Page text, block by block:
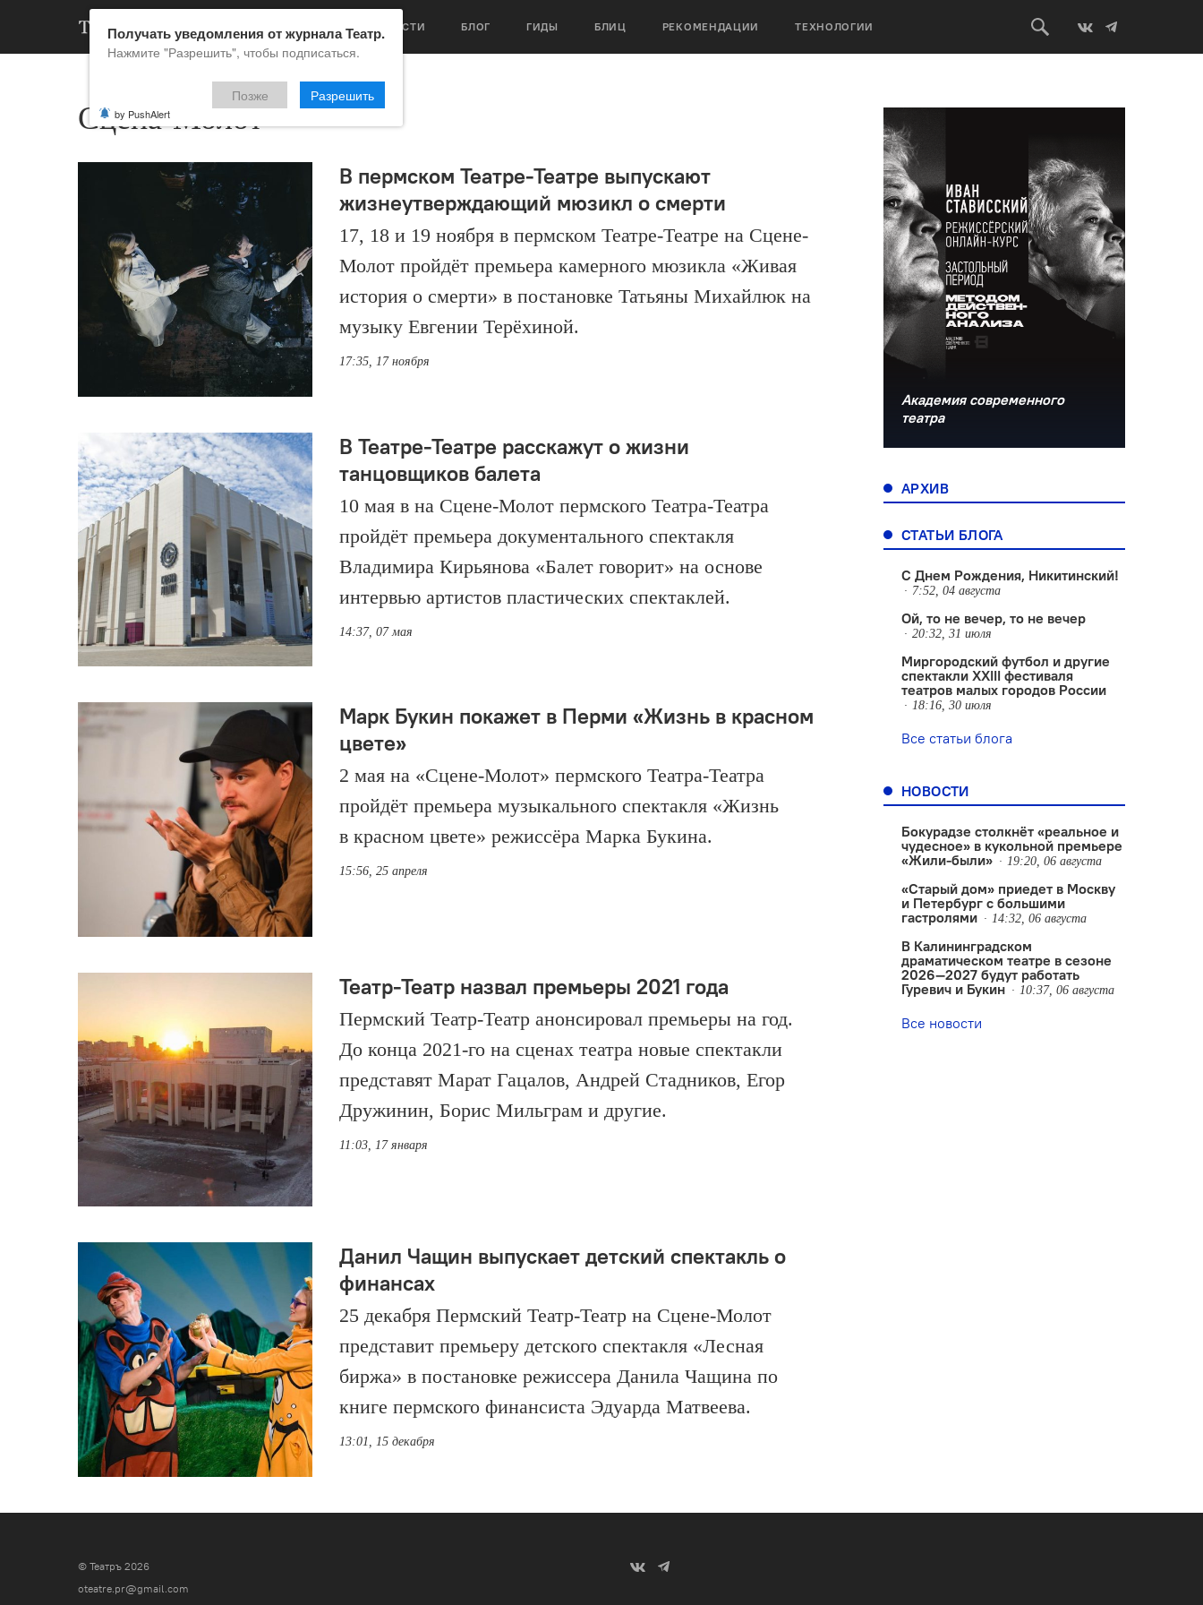
НОВОСТИ БЛОГ ГИДЫ БЛИЦ РЕКОМЕНДАЦИИ ТЕХНОЛОГИИ
Сцена-Молот
В пермском Театре-Театре выпускают
жизнеутверждающий мюзикл о смерти
17, 18 и 19 ноября в пермском Театре-Театре на Сцене-
Молот пройдёт премьера камерного мюзикла «Живая
история о смерти» в постановке Татьяны Михайлюк на
музыку Евгении Терёхиной.
17:35, 17 ноября
В Театре-Театре расскажут о жизни
танцовщиков балета
10 мая в на Сцене-Молот пермского Театра-Театра
пройдёт премьера документального спектакля
Владимира Кирьянова «Балет говорит» на основе
интервью артистов пластических спектаклей.
14:37, 07 мая
Марк Букин покажет в Перми «Жизнь в красном
цвете»
2 мая на «Сцене-Молот» пермского Театра-Театра
пройдёт премьера музыкального спектакля «Жизнь
в красном цвете» режиссёра Марка Букина.
15:56, 25 апреля
Театр-Театр назвал премьеры 2021 года
Пермский Театр-Театр анонсировал премьеры на год.
До конца 2021-го на сценах театра новые спектакли
представят Марат Гацалов, Андрей Стадников, Егор
Дружинин, Борис Мильграм и другие.
11:03, 17 января
Данил Чащин выпускает детский спектакль о
финансах
25 декабря Пермский Театр-Театр на Сцене-Молот
представит премьеру детского спектакля «Лесная
биржа» в постановке режиссера Данила Чащина по
книге пермского финансиста Эдуарда Матвеева.
13:01, 15 декабря
Академия современного
театра
АРХИВ
СТАТЬИ БЛОГА
С Днем Рождения, Никитинский!
7:52, 04 августа
Ой, то не вечер, то не вечер
20:32, 31 июля
Миргородский футбол и другие
спектакли XXIII фестиваля
театров малых городов России
18:16, 30 июля
Все статьи блога
НОВОСТИ
Бокурадзе столкнëт «реальное и
чудесное» в кукольной премьере
«Жили-были»
19:20, 06 августа
«Старый дом» приедет в Москву
и Петербург с большими
гастролями
14:32, 06 августа
В Калининградском
драматическом театре в сезоне
2026—2027 будут работать
Гуревич и Букин
10:37, 06 августа
Все новости
© Театръ 2026
oteatre.pr@gmail.com
Получать уведомления от журнала Театр.
Нажмите "Разрешить", чтобы подписаться.
Позже Разрешить
by PushAlert